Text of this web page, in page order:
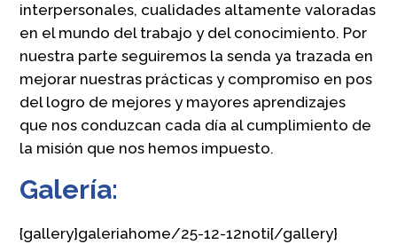
interpersonales, cualidades altamente valoradas
en el mundo del trabajo y del conocimiento. Por
nuestra parte seguiremos la senda ya trazada en
mejorar nuestras prácticas y compromiso en pos
del logro de mejores y mayores aprendizajes
que nos conduzcan cada día al cumplimiento de
la misión que nos hemos impuesto.
Galería:
{gallery}galeriahome/25-12-12noti{/gallery}